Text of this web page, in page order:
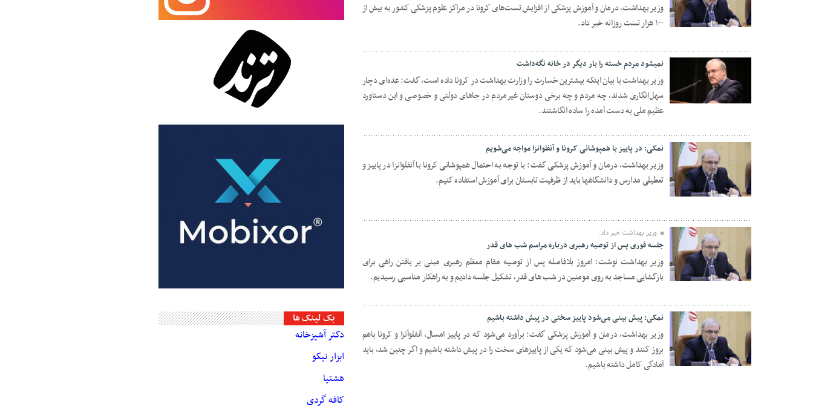
10 نوامبر 2020
وزیر بهداشت، درمان و آموزش پزشکی از افزایش تست‌های کرونا در مراکز علوم پزشکی کشور به بیش از
۱۰۰ هزار تست روزانه خبر داد.
09 جولای 2020
نمیشود مردم خسته را بار دیگر در خانه نگه‌داشت
وزیر بهداشت با بیان اینکه بیشترین خسارت را وزارت بهداشت در کرونا داده است، گفت: عده‌ای دچار
سهل‌انگاری شدند، چه مردم و چه برخی دوستان غیرمردم در جاهای دولتی و خصوصی و این دستاورد
عظیم ملی به دست آمده را ساده انگاشتند.
02 ژوئن 2020
نمکی: در پاییز با همپوشانی کرونا و آنفلوانزا مواجه می‌شویم
وزیر بهداشت، درمان و آموزش پزشکی گفت: با توجه به احتمال همپوشانی کرونا با آنفلوانزا در پاییز و
تعطیلی مدارس و دانشگاهها باید از ظرفیت تابستان برای آموزش استفاده کنیمِ.
11 مه 2020
وزیر بهداشت خبر داد:
جلسه فوری پس از توصیه رهبری درباره مراسم شب های قدر
وزیر بهداشت نوشت: امروز بلافاصله پس از توصیه مقام معظم رهبری مبنی بر یافتن راهی برای
بازگشایی مساجد به ‌روی مومنین در شب های قدر، تشکیل جلسه دادیم و به راهکار مناسبی رسیدیم.
10 مه 2020
نمکی: پیش بینی می‌شود پاییز سختی در پیش داشته باشیم
وزیر بهداشت، درمان و آموزش پزشکی گفت: برآورد می‌شود که در پاییز امسال، آنفلوآنزا و کرونا باهم
بروز کنند و پیش بینی می‌شود که یکی از پاییزهای سخت را در پیش داشته باشیم و اگر چنین شد، باید
آمادگی کامل داشته باشیم.
بک لینک ها
دکتر آشپزخانه
ابزار نیکو
هشتیا
کافه گردی